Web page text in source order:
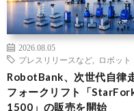
2026.08.05
プレスリリースなど
ロボット
RobotBank、次世代自律
フォークリフト「
1500」の販売を開始